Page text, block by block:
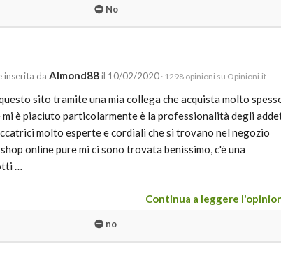
No
inserita da Almond88il 10/02/2020 · 1298 opinioni su Opinioni.it
sito tramite una mia collega che acquista molto
mi è piaciuto particolarmente è la professionalità degli
molto esperte e cordiali che si trovano nel negozio
online pure mi ci sono trovata benissimo, c'è una
…
Continua a leggere
no